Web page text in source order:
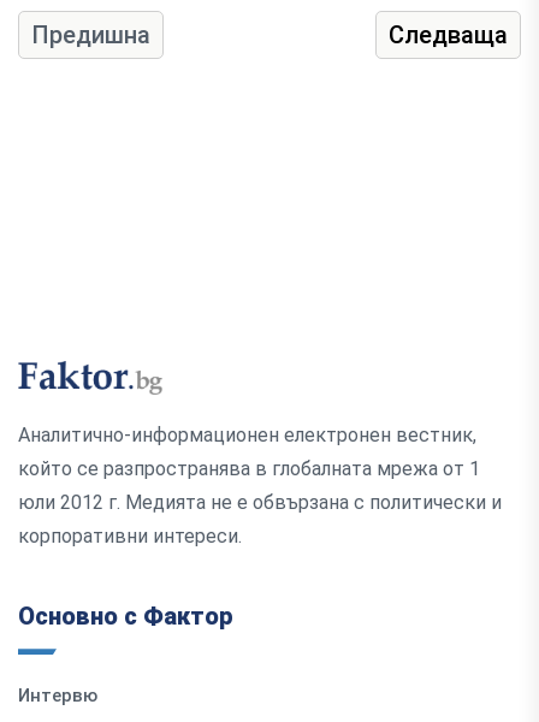
Предишна Следваща
Аналитично-информационен електронен вестник,
който се разпространява в глобалната мрежа от 1
юли 2012 г. Медията не е обвързана с политически и
корпоративни интереси.
Основно с Фактор
Интервю